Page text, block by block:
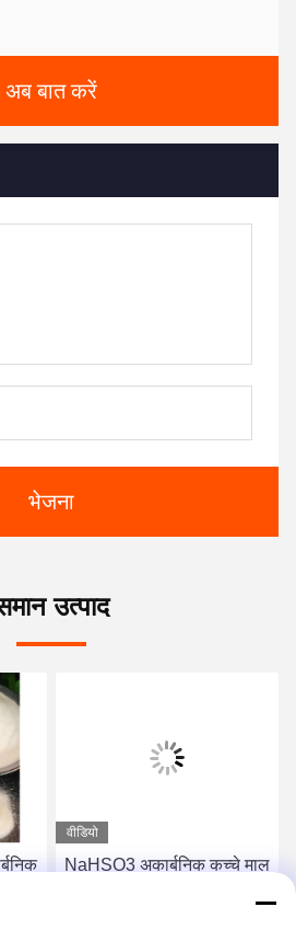
अब बात करें
भेजना
उत्पाद
के
वीडियो
NaHSO3 अकार्बनिक कच्चे माल